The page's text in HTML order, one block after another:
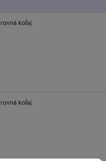
rovná koľaj
rovná koľaj